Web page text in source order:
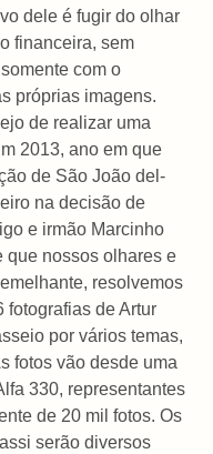
dele é fugir do olhar
financeira, sem
com o
próprias imagens.
de realizar uma
2013, ano em que
de São João del-
na decisão de
e irmão Marcinho
que nossos olhares e
resolvemos
fotografias de Artur
por vários temas,
fotos vão desde uma
330, representantes
de 20 mil fotos. Os
serão diversos